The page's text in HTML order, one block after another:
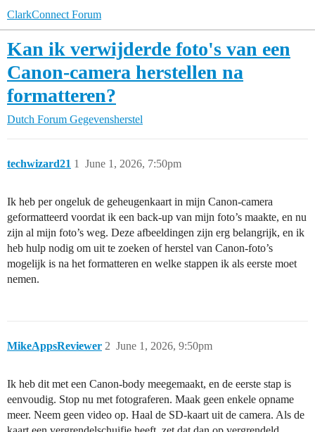
ClarkConnect Forum
Kan ik verwijderde foto's van een
Canon-camera herstellen na
formatteren?
Dutch Forum Gegevensherstel
techwizard21 June 1, 2026, 7:50pm
1
Ik heb per ongeluk de geheugenkaart in mijn Canon-camera
geformatteerd voordat ik een back-up van mijn foto’s maakte, en nu
zijn al mijn foto’s weg. Deze afbeeldingen zijn erg belangrijk, en ik
heb hulp nodig om uit te zoeken of herstel van Canon-foto’s
mogelijk is na het formatteren en welke stappen ik als eerste moet
nemen.
MikeAppsReviewer June 1, 2026, 9:50pm
2
Ik heb dit met een Canon-body meegemaakt, en de eerste stap is
eenvoudig. Stop nu met fotograferen. Maak geen enkele opname
meer. Neem geen video op. Haal de SD-kaart uit de camera. Als de